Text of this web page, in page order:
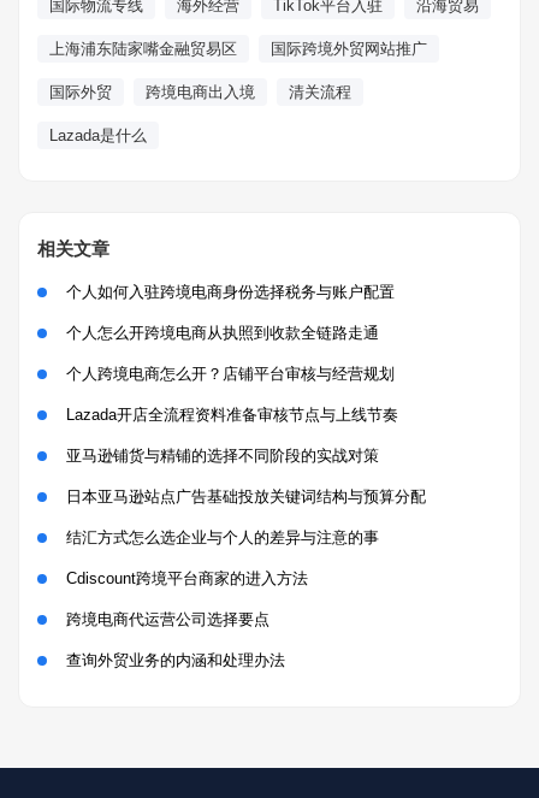
国际物流专线 海外经营 TikTok平台入驻 沿海贸易
上海浦东陆家嘴金融贸易区 国际跨境外贸网站推广
国际外贸 跨境电商出入境 清关流程
Lazada是什么
相关文章
个人如何入驻跨境电商身份选择税务与账户配置
个人怎么开跨境电商从执照到收款全链路走通
个人跨境电商怎么开？店铺平台审核与经营规划
Lazada开店全流程资料准备审核节点与上线节奏
亚马逊铺货与精铺的选择不同阶段的实战对策
日本亚马逊站点广告基础投放关键词结构与预算分配
结汇方式怎么选企业与个人的差异与注意的事
Cdiscount跨境平台商家的进入方法
跨境电商代运营公司选择要点
查询外贸业务的内涵和处理办法